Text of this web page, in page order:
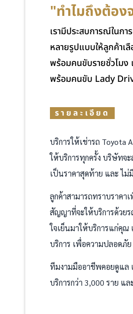
"ทำไมถึงต้อ
เรามีประสบการณ์ในก
หลายรูปแบบให้ลูกค้าเ
พร้อมคนขับรายชั่วโมง
พร้อมคนขับ Lady
รายละเอียด
บริการให้เช่ารถ Toyota
ให้บริการทุกครั้ง บริษัทจ
เป็นราคาสุดท้าย และ ไม่
ลูกค้าสามารถทราบราคา
สัญญาที่จะให้บริการด้วย
ใจเย็นมาให้บริการแก่คุณ
บริการ เพื่อความปลอดภั
ทีมงามมืออาชีพคอยดูแล เ
บริการกว่า 3,000 ราย แ